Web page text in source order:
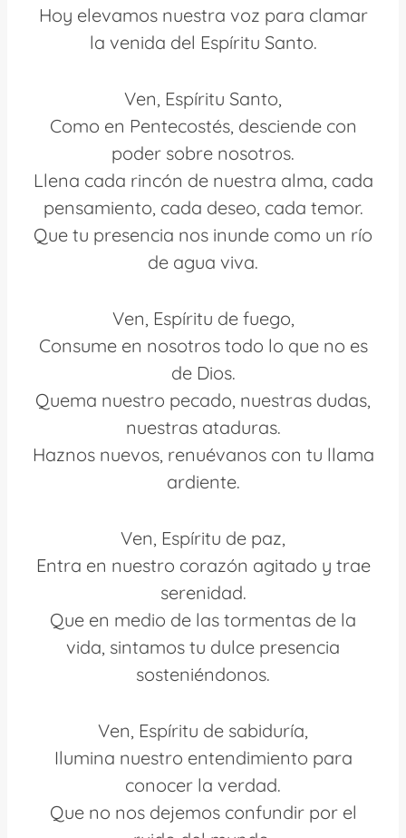
Hoy elevamos nuestra voz para clamar
la venida del Espíritu Santo.
Ven, Espíritu Santo,
Como en Pentecostés, desciende con
poder sobre nosotros.
Llena cada rincón de nuestra alma, cada
pensamiento, cada deseo, cada temor.
Que tu presencia nos inunde como un río
de agua viva.
Ven, Espíritu de fuego,
Consume en nosotros todo lo que no es
de Dios.
Quema nuestro pecado, nuestras dudas,
nuestras ataduras.
Haznos nuevos, renuévanos con tu llama
ardiente.
Ven, Espíritu de paz,
Entra en nuestro corazón agitado y trae
serenidad.
Que en medio de las tormentas de la
vida, sintamos tu dulce presencia
sosteniéndonos.
Ven, Espíritu de sabiduría,
Ilumina nuestro entendimiento para
conocer la verdad.
Que no nos dejemos confundir por el